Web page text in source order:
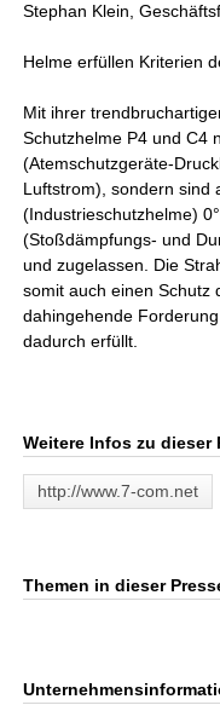
Stephan Klein,
Helme erfüllen Kriterien
Mit ihrer
Schutzhelme P4 und C4
(Atemschutzgeräte-
Luftstrom), sondern sind
(Industrieschutzhelme)
(Stoßdämpfungs- und
und zugelassen. Die
somit auch einen Schutz
dahingehende
dadurch erfüllt.
Weitere Infos zu dieser
http://www.7-com.net
Themen in dieser